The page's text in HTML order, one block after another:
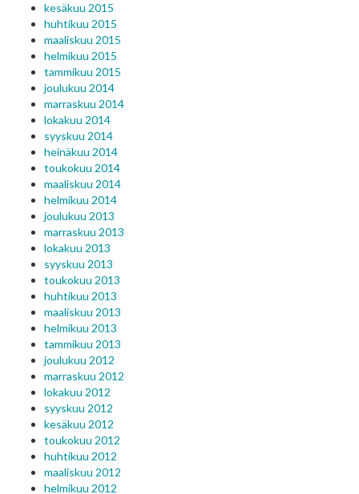
kesäkuu 2015
huhtikuu 2015
maaliskuu 2015
helmikuu 2015
tammikuu 2015
joulukuu 2014
marraskuu 2014
lokakuu 2014
syyskuu 2014
heinäkuu 2014
toukokuu 2014
maaliskuu 2014
helmikuu 2014
joulukuu 2013
marraskuu 2013
lokakuu 2013
syyskuu 2013
toukokuu 2013
huhtikuu 2013
maaliskuu 2013
helmikuu 2013
tammikuu 2013
joulukuu 2012
marraskuu 2012
lokakuu 2012
syyskuu 2012
kesäkuu 2012
toukokuu 2012
huhtikuu 2012
maaliskuu 2012
helmikuu 2012